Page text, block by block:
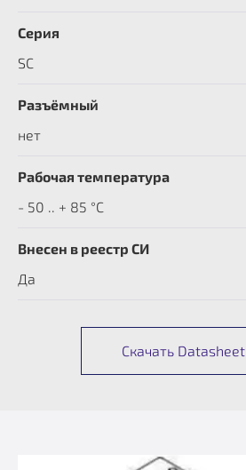
Серия
SC
Разъёмный
нет
Рабочая температура
- 50 .. + 85 °C
Внесен в реестр СИ
Да
Скачать Datasheet